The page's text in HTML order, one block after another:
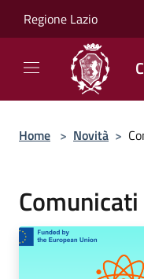
Regione Lazio
Home > Novità >
Comunicati